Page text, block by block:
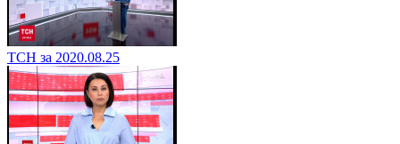
ТСН за 2020.08.25